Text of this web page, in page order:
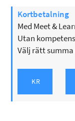
Kortbetalning
Med Meet &
Utan
Välj rätt